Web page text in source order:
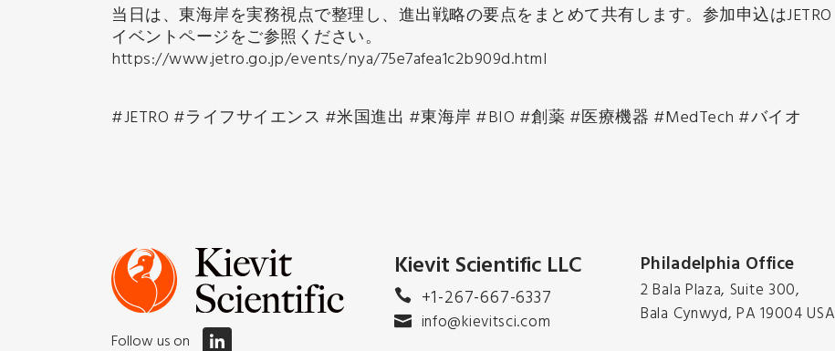
当日は、東海岸を実務視点で整理し、進出戦略の要点をまとめて共有します。参加申込はJETRO
イベントページをご参照ください。
https://www.jetro.go.jp/events/nya/75e7afea1c2b909d.html
#JETRO #ライフサイエンス #米国進出 #東海岸 #BIO #創薬 #医療機器 #MedTech #バイオ
Follow us on
Kievit Scientific LLC
+1-267-667-6337
info@kievitsci.com
Philadelphia Office
2 Bala Plaza, Suite 300,
Bala Cynwyd, PA 19004 USA